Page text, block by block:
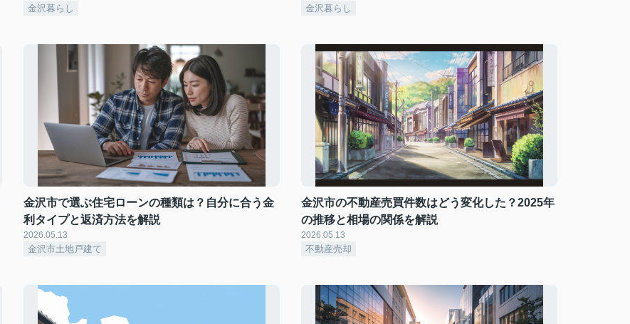
金沢暮らし 金沢暮らし
金沢市で選ぶ住宅ローンの種類は？自分に合う金
利タイプと返済方法を解説
2026.05.13
金沢市土地戸建て
金沢市の不動産売買件数はどう変化した？2025年
の推移と相場の関係を解説
2026.05.13
不動産売却